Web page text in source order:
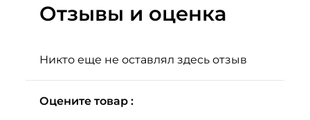
Отзывы и оценка
Никто еще не оставлял здесь отзыв
Оцените товар :